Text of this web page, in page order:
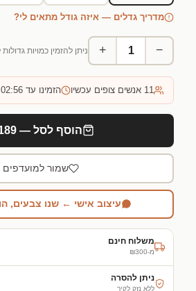
מדריך גדלים — איזה גודל מתאים לי?
−
+ ניתן להזמין כמויות
11 אנשים צופים עכשיו הזמינו עד 02:56 — משלוח
הוסף לסל — ₪189
שמור למועדפים
עיצוב אישי ← שנו צבעים,
משלוח חינם
מ-₪300
ניתן להסרה
ללא נזק לקיר